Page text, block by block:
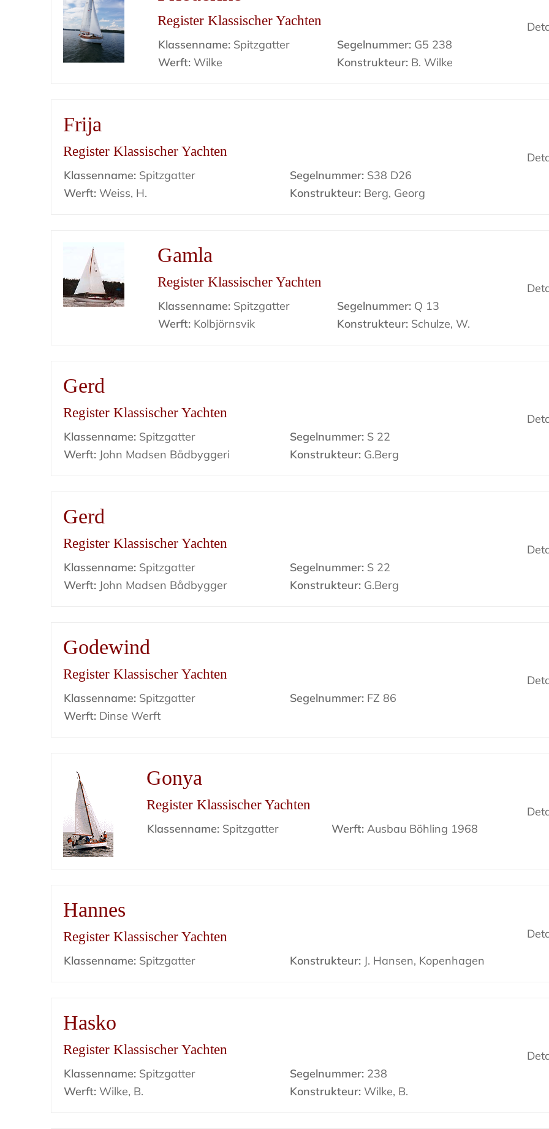
Register Klassischer Yachten
Klassenname: Spitzgatter Segelnummer:G5 238
Werft: Wilke Konstrukteur:B. Wilke
Frija
Register Klassischer Yachten
Klassenname: Spitzgatter Segelnummer:S38 D26
Werft: Weiss, H. Konstrukteur:Berg, Georg
Gamla
Register Klassischer Yachten
Klassenname: Spitzgatter Segelnummer:Q 13
Werft: Kolbjörnsvik Konstrukteur:Schulze, W.
Gerd
Register Klassischer Yachten
Klassenname: Spitzgatter Segelnummer:S 22
Werft: John Madsen Bådbyggeri Konstrukteur:G.Berg
Gerd
Register Klassischer Yachten
Klassenname: Spitzgatter Segelnummer:S 22
Werft: John Madsen Bådbygger Konstrukteur:G.Berg
Godewind
Register Klassischer Yachten
Klassenname: Spitzgatter Segelnummer:FZ 86
Werft: Dinse Werft
Gonya
Register Klassischer Yachten
Klassenname: Spitzgatter Werft:Ausbau Böhling 1968
Hannes
Register Klassischer Yachten
Klassenname: Spitzgatter Konstrukteur:J. Hansen, Kopenhagen
Hasko
Register Klassischer Yachten
Klassenname: Spitzgatter Segelnummer:238
Werft: Wilke, B. Konstrukteur:Wilke, B.